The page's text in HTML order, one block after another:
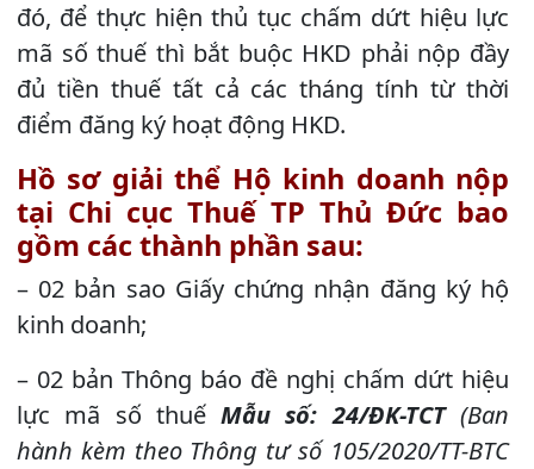
đó, để thực hiện thủ tục chấm dứt hiệu lực
mã số thuế thì bắt buộc HKD phải nộp đầy
đủ tiền thuế tất cả các tháng tính từ thời
điểm đăng ký hoạt động HKD.
Hồ sơ giải thể Hộ kinh doanh nộp
tại Chi cục Thuế TP Thủ Đức bao
gồm các thành phần sau:
– 02 bản sao Giấy chứng nhận đăng ký hộ
kinh doanh;
– 02 bản Thông báo đề nghị chấm dứt hiệu
lực mã số thuếMẫu số: 24/ĐK-TCT(Ban
hành kèm theo Thông tư số 105/2020/TT-BTC